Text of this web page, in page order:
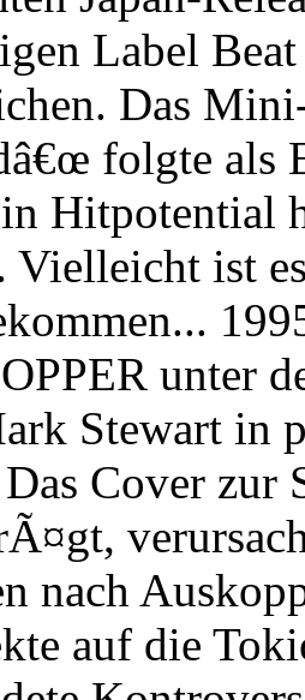
Label
Das
folgte als
Hitpotential
Vielleicht ist
unter
Stewart in
Cover
nach
auf die